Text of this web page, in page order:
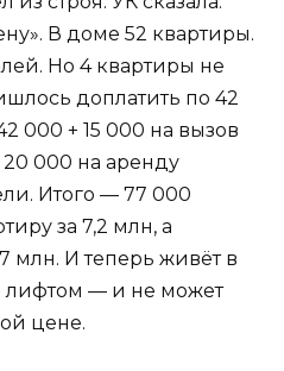
В доме 52 квартиры.
Но 4 квартиры не
доплатить по 42
000 + 15 000 на вызов
000 на аренду
Итого — 77 000
за 7,2 млн, а
млн. И теперь живёт в
лифтом — и не может
цене.